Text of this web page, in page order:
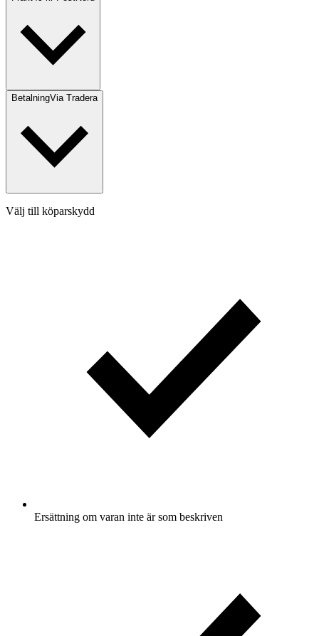
BetalningVia Tradera
Välj till köparskydd
Ersättning om varan inte är som beskriven